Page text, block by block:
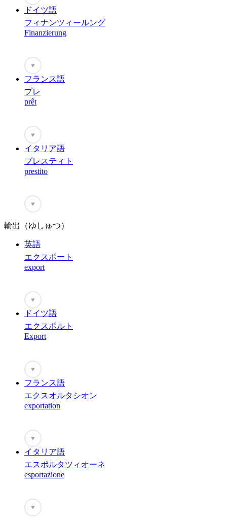
ドイツ語
フィナンツィールング
Finanzierung
♥
フランス語
プレ
prêt
♥
イタリア語
プレスティト
prestito
♥
輸出（ゆしゅつ）
英語
エクスポート
export
♥
ドイツ語
エクスポルト
Export
♥
フランス語
エクスオルタシオン
exportation
♥
イタリア語
エスポルタツィオーネ
esportazione
♥